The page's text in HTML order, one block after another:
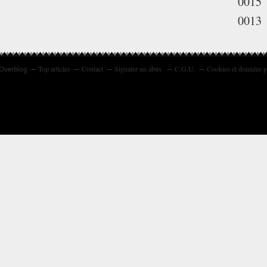
0013
Top articles Contact Signaler un abus C.G.U. Cookies et données